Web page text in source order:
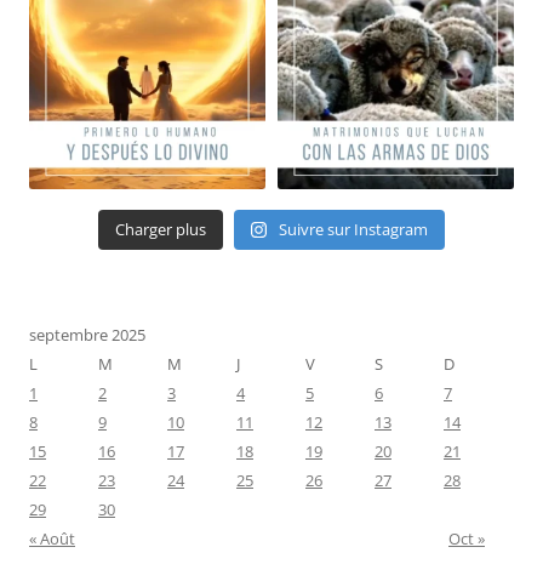
Charger plus Suivre sur Instagram
septembre 2025
L
M M J V S
D
1
2 3 4 5 6
7
8
9 10 11 12 13
14
15
16 17 18 19 20
21
22
23 24 25 26 27
28
29
30
« Août
Oct »